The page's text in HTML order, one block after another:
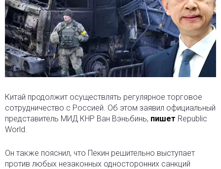
Китай продолжит осуществлять регулярное торговое
сотрудничество с Россией. Об этом заявил официальный
представитель МИД КНР Ван Вэньбинь, пишет Republic
World.
Он также пояснил, что Пекин решительно выступает
против любых незаконных односторонних санкций